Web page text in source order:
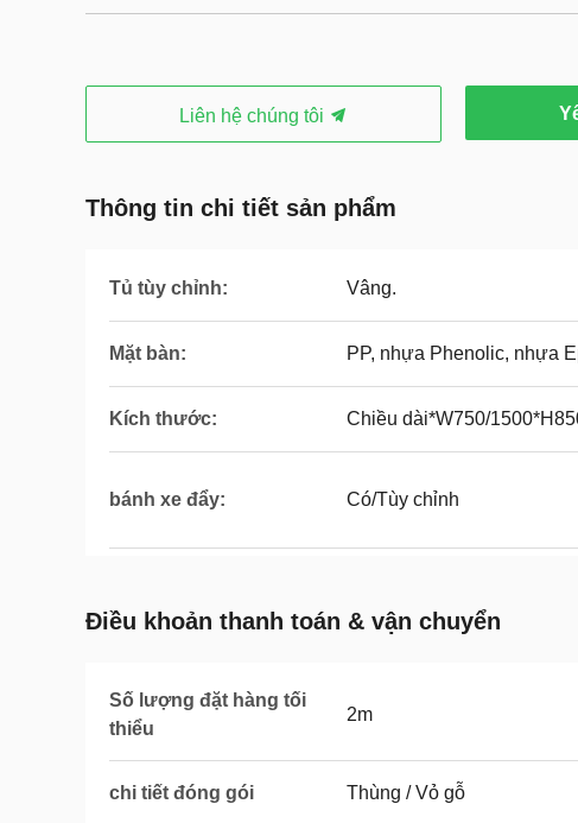
Liên hệ chúng tôi
Thông tin chi tiết sản phẩm
Tủ tùy chỉnh: Vâng.
Mặt bàn: PP, nhựa Phenolic, nhựa
Kích thước: Chiều dài*W750/
bánh xe đẩy: Có/Tùy chỉnh
Điều khoản thanh toán & vận chuyển
Số lượng đặt hàng tối
thiểu
2m
chi tiết đóng gói Thùng / Vỏ gỗ